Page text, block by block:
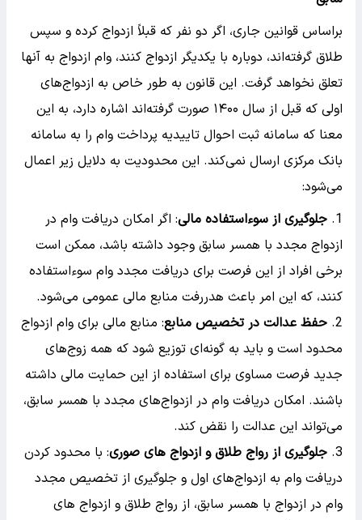
براساس قوانین جاری، اگر دو نفر که قبلاً ازدواج کرده و سپس
طلاق گرفته‌اند، دوباره با یکدیگر ازدواج کنند، وام ازدواج به آنها
تعلق نخواهد گرفت. این قانون به طور خاص به ازدواج‌های
اولی که قبل از سال ۱۴۰۰ صورت گرفته‌اند اشاره دارد، به این
معنا که سامانه ثبت احوال تاییدیه پرداخت وام را به سامانه
بانک مرکزی ارسال نمی‌کند. این محدودیت به دلایل زیر اعمال
می‌شود:
جلوگیری از سوءاستفاده مالی: اگر امکان دریافت وام در
ازدواج مجدد با همسر سابق وجود داشته باشد، ممکن است
برخی افراد از این فرصت برای دریافت مجدد وام سوءاستفاده
کنند، که این امر باعث هدررفت منابع مالی عمومی می‌شود.
حفظ عدالت در تخصیص منابع: منابع مالی برای وام ازدواج
محدود است و باید به گونه‌ای توزیع شود که همه زوج‌های
جدید فرصت مساوی برای استفاده از این حمایت مالی داشته
باشند. امکان دریافت وام در ازدواج‌های مجدد با همسر سابق،
می‌تواند این عدالت را نقض کند.
جلوگیری از رواج طلاق و ازدواج های صوری: با محدود کردن
دریافت وام به ازدواج‌های اول و جلوگیری از تخصیص مجدد
وام در ازدواج با همسر سابق، از رواج طلاق و ازدواج های